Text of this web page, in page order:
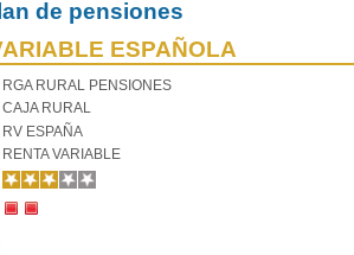
de pensiones
ESPAÑOLA
RGA RURAL PENSIONES
CAJA RURAL
RV ESPAÑA
RENTA VARIABLE